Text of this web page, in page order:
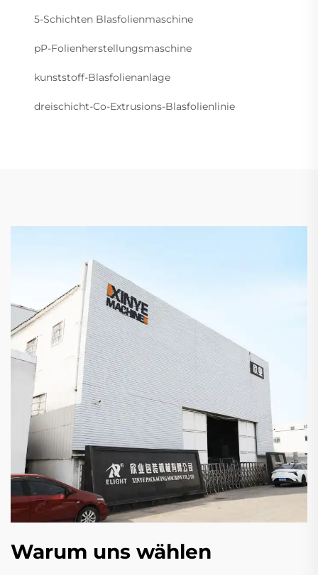
5-Schichten Blasfolienmaschine
pP-Folienherstellungsmaschine
kunststoff-Blasfolienanlage
dreischicht-Co-Extrusions-Blasfolienlinie
Warum uns wählen